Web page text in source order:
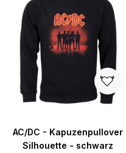
AC/DC - Kapuzenpullover
Silhouette - schwarz